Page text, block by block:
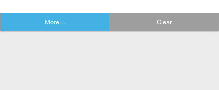
More... Clear